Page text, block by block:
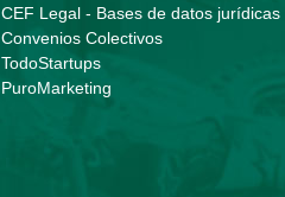
CEF Legal - Bases de datos jurídicas
Convenios Colectivos
TodoStartups
PuroMarketing